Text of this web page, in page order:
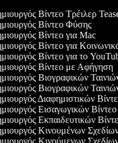
Βίντεο Τρέιλερ
Βίντεο Φύσης
Βίντεο για Mac
Βίντεο για
Βίντεο για το
Βίντεο με Αφήγηση
Βιογραφικών Ταινιών
Βιογραφικών Ταινιών
Διαφημιστικών
Εισαγωγικών Βίντεο
Εκπαιδευτικών
Κινουμένων Σχεδίων